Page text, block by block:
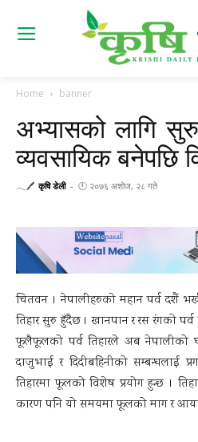
Home banner
अभ्यासको लागि
व्यवसायिक बनेपछि
𓂃🖊 कृषि डेली - 🕚 २०७६ अशोज, २८ गते
चितवन । नेपालीहरुको महान पर्व दशैं
तिहार सुरु हुँदैछ । खानपान र रस रंगको
फूलैफूलको पर्व तिहारले अब नेपालीको
दाजुभाई र दिदीबहिनीको सम्बन्धलाई
तिहारमा फूलको विशेष प्रयोग हुन्छ ।
कारण पनि यो समयमा फूलको माग र